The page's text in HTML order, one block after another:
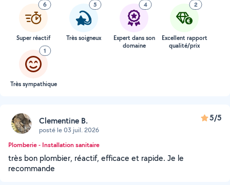
6
Super réactif
5
Très soigneux
4
Expert dans son
domaine
2
Excellent rapport
qualité/prix
1
Très sympathique
Clementine B.
posté le 03 juil. 2026
5/5
Plomberie - Installation sanitaire
très bon plombier, réactif, efficace et rapide. Je le
recommande